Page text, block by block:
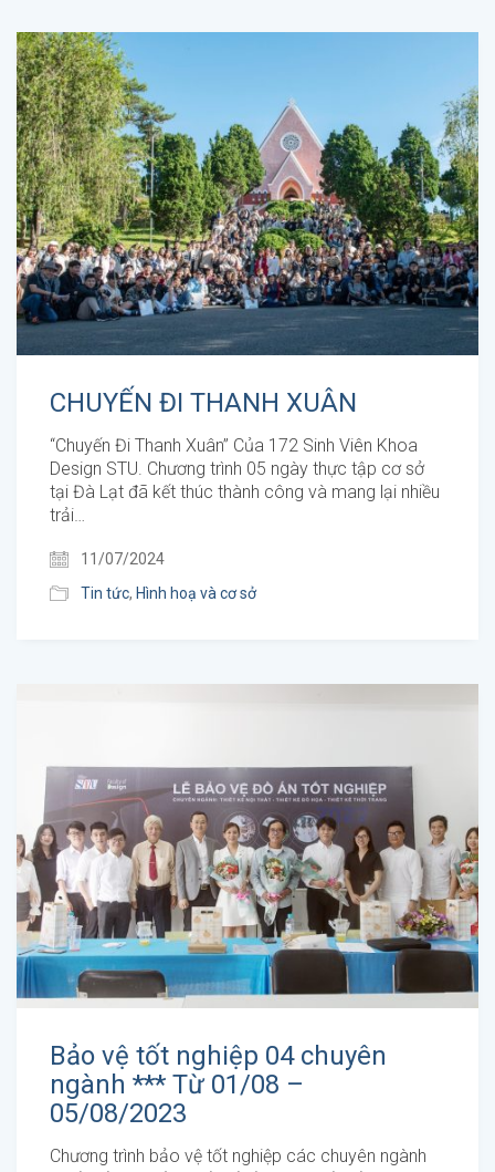
CHUYẾN ĐI THANH XUÂN
“Chuyến Đi Thanh Xuân” Của 172 Sinh Viên Khoa
Design STU. Chương trình 05 ngày thực tập cơ sở
tại Đà Lạt đã kết thúc thành công và mang lại nhiều
trải…
11/07/2024
Tin tức, Hình hoạ và cơ sở
Bảo vệ tốt nghiệp 04 chuyên
ngành *** Từ 01/08 –
05/08/2023
Chương trình bảo vệ tốt nghiệp các chuyên ngành